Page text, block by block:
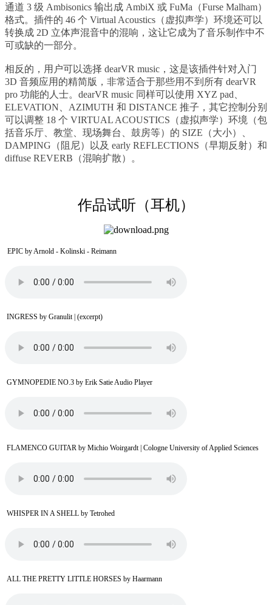
通道 3 级 Ambisonics 输出成 AmbiX 或 FuMa（Furse Malham）
格式。插件的 46 个 Virtual Acoustics（虚拟声学）环境还可以
转换成 2D 立体声混音中的混响，这让它成为了音乐制作中不
可或缺的一部分。
相反的，用户可以选择 dearVR music，这是该插件针对入门
3D 音频应用的精简版，非常适合于那些用不到所有 dearVR
pro 功能的人士。dearVR music 同样可以使用 XYZ pad、
ELEVATION、AZIMUTH 和 DISTANCE 推子，其它控制分别
可以调整 18 个 VIRTUAL ACOUSTICS（虚拟声学）环境（包
括音乐厅、教堂、现场舞台、鼓房等）的 SIZE（大小）、
DAMPING（阻尼）以及 early REFLECTIONS（早期反射）和
diffuse REVERB（混响扩散）。
作品试听（耳机）
EPIC by Arnold - Kolinski - Reimann
INGRESS by Granulit | (excerpt)
GYMNOPEDIE NO.3 by Erik Satie Audio Player
FLAMENCO GUITAR by Michio Woirgardt | Cologne University of Applied Sciences
WHISPER IN A SHELL by Tetrohed
ALL THE PRETTY LITTLE HORSES by Haarmann